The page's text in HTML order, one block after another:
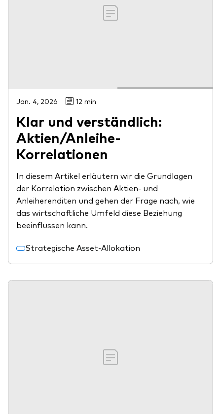
Jan. 4, 2026 12 min
Klar und verständlich:
Aktien/Anleihe-
Korrelationen
In diesem Artikel erläutern wir die Grundlagen
der Korrelation zwischen Aktien- und
Anleiherenditen und gehen der Frage nach, wie
das wirtschaftliche Umfeld diese Beziehung
beeinflussen kann.
Strategische Asset-Allokation